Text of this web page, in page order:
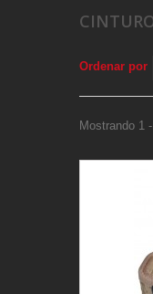
Ordenar por
Mostrando 1